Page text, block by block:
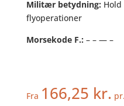
Militær betydning:
flyoperationer
Morsekode F.: – – — –
Fra 166,25 kr.